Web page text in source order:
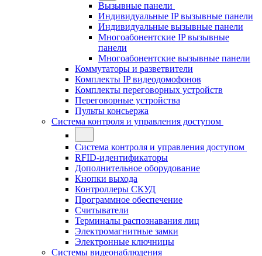
Вызывные панели
Индивидуальные IP вызывные панели
Индивидуальные вызывные панели
Многоабонентские IP вызывные
панели
Многоабонентские вызывные панели
Коммутаторы и разветвители
Комплекты IP видеодомофонов
Комплекты переговорных устройств
Переговорные устройства
Пульты консьержа
Система контроля и управления доступом
Система контроля и управления доступом
RFID-идентификаторы
Дополнительное оборудование
Кнопки выхода
Контроллеры СКУД
Программное обеспечение
Считыватели
Терминалы распознавания лиц
Электромагнитные замки
Электронные ключницы
Системы видеонаблюдения